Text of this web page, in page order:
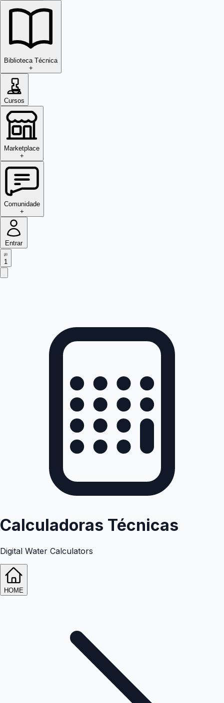
Biblioteca Técnica
+
Cursos
Marketplace
+
Comunidade
+
Entrar
1
Calculadoras Técnicas
Digital Water Calculators
HOME